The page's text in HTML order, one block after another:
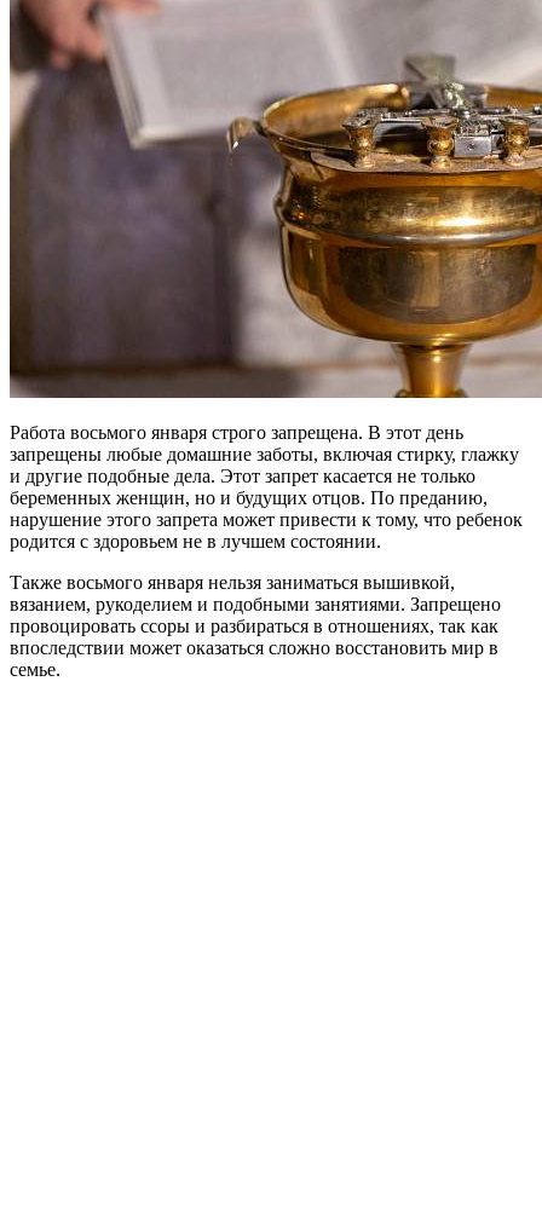
Работа восьмого января строго запрещена. В этот день
запрещены любые домашние заботы, включая стирку, глажку
и другие подобные дела. Этот запрет касается не только
беременных женщин, но и будущих отцов. По преданию,
нарушение этого запрета может привести к тому, что ребенок
родится с здоровьем не в лучшем состоянии.
Также восьмого января нельзя заниматься вышивкой,
вязанием, рукоделием и подобными занятиями. Запрещено
провоцировать ссоры и разбираться в отношениях, так как
впоследствии может оказаться сложно восстановить мир в
семье.